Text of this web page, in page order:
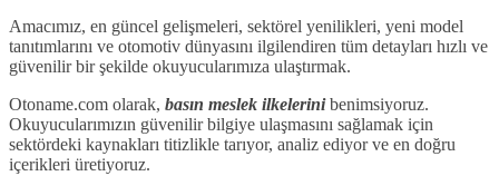
Amacımız, en güncel gelişmeleri, sektörel yenilikleri, yeni model
tanıtımlarını ve otomotiv dünyasını ilgilendiren tüm detayları hızlı ve
güvenilir bir şekilde okuyucularımıza ulaştırmak.
Otoname.com olarak, basın meslek ilkelerinibenimsiyoruz.
Okuyucularımızın güvenilir bilgiye ulaşmasını sağlamak için
sektördeki kaynakları titizlikle tarıyor, analiz ediyor ve en doğru
içerikleri üretiyoruz.